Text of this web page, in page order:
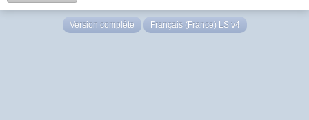
Version complète Français (France) LS v4